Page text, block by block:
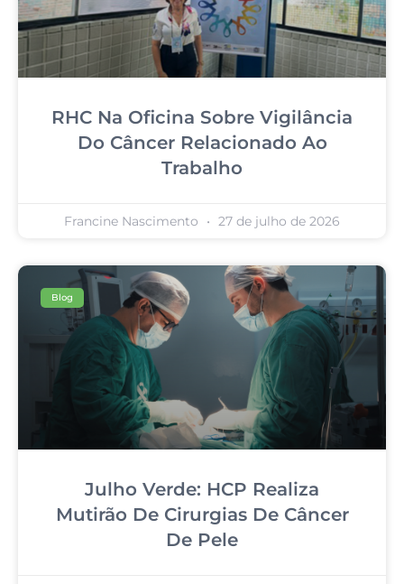
RHC Na Oficina Sobre Vigilância
Do Câncer Relacionado Ao
Trabalho
Francine Nascimento 27 de julho de 2026
Blog
Julho Verde: HCP Realiza
Mutirão De Cirurgias De Câncer
De Pele